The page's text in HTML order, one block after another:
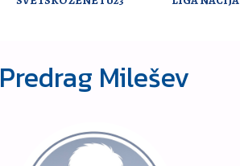
Predrag Milešev